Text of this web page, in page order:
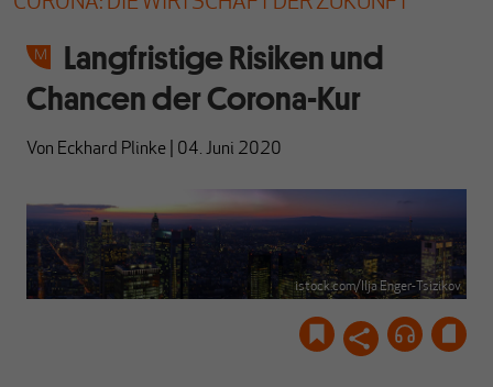
Langfristige Risiken und
Chancen der Corona-Kur
Von Eckhard Plinke 04. Juni 2020
istock.com/Ilja Enger-Tsizikov